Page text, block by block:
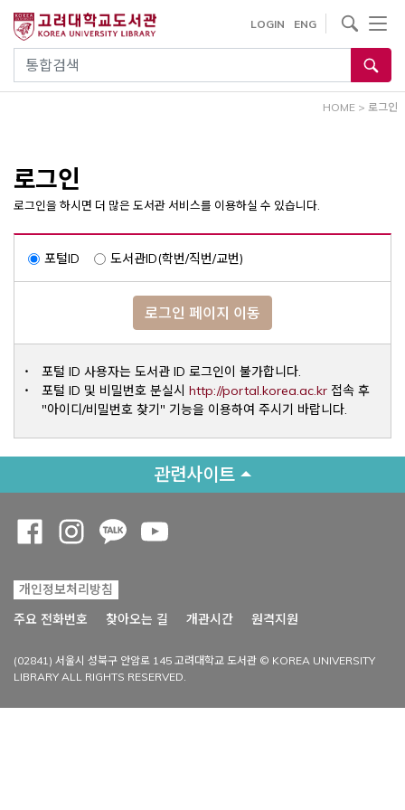
건
통합검색
LOGIN ENG
사이트내 검색
HOME > 로그인
로그인
로그인을 하시면 더 많은 도서관 서비스를 이용하실 수 있습니다.
포털ID 도서관ID(학번/직번/교번)
로그인 페이지 이동
포털 ID 사용자는 도서관 ID 로그인이 불가합니다.
포털 ID 및 비밀번호 분실시 http://portal.korea.ac.krOpens a
접속 후
"아이디/비밀번호 찾기" 기능을 이용하여 주시기 바랍니다.
관련사이트
개인정보처리방침
주요 전화번호
찾아오는 길 개관시간 원격지원
(02841) 서울시 성북구 안암로 145 고려대학교 도서관 © KOREA UNIVERSITY
LIBRARY ALL RIGHTS RESERVED.
Opens a new window
Opens a new window
Opens a new window